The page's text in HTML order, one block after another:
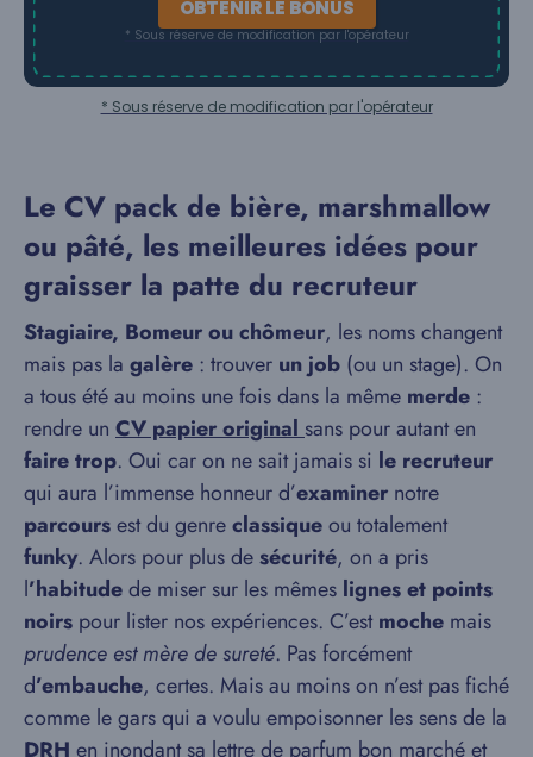
OBTENIR LE BONUS
* Sous réserve de modification par l'opérateur
* Sous réserve de modification par l'opérateur
Le CV pack de bière, marshmallow
ou pâté, les meilleures idées pour
graisser la patte du recruteur
Stagiaire, Bomeur ou chômeur, les noms changent
mais pas la galère : trouver un job (ou un stage). On
a tous été au moins une fois dans la même merde :
rendre un CV papier original sans pour autant en
faire trop. Oui car on ne sait jamais si le recruteur
qui aura l’immense honneur d’examiner notre
parcoursest du genreclassiqueou totalement
funky. Alors pour plus desécurité, on a pris
l’habitudede miser sur les mêmes lignes et points
noirs pour lister nos expériences. C’estmoche mais
prudence est mère de sureté. Pas forcément
d’embauche, certes. Mais au moins on n’est pas fiché
comme le gars qui a voulu empoisonner les sens de la
DRH en inondant sa lettre de parfum bon marché et